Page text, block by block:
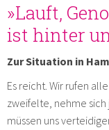
»Lauft,
ist hinter
Zur Situation in
Es reicht. Wir rufen
zweifelte, nehme sich
müssen uns